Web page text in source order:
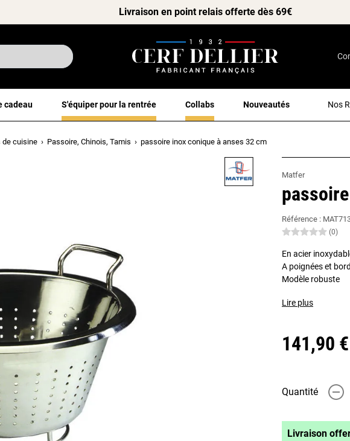
Livraison en point relais offerte dès 69€
cadeau S'équiper pour la rentrée Collabs Nouveautés Nos
de cuisine Passoire, Chinois, Tamis passoire inox conique à anses 32 cm
Matfer
Référence :
(0)
En acier
A poignées et
Modèle robuste
Lire plus
141,90 €
Quantité -
Livraison